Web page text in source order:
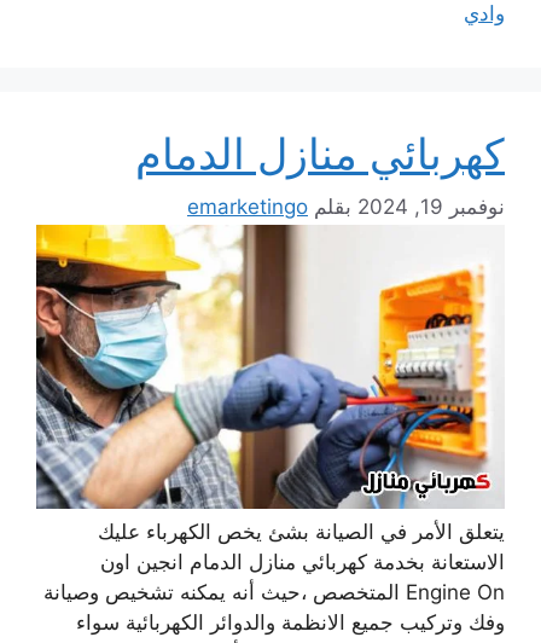
وادي
كهربائي منازل الدمام
نوفمبر 19, 2024 بقلم emarketingo
يتعلق الأمر في الصيانة بشئ يخص الكهرباء عليك
الاستعانة بخدمة كهربائي منازل الدمام انجين اون
Engine On المتخصص ،حيث أنه يمكنه تشخيص وصيانة
وفك وتركيب جميع الانظمة والدوائر الكهربائية سواء